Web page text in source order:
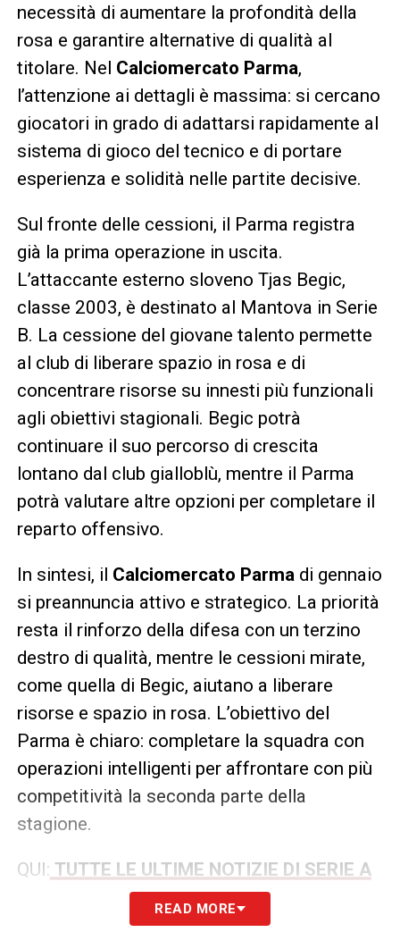
necessità di aumentare la profondità della
rosa e garantire alternative di qualità al
titolare. Nel Calciomercato Parma,
l’attenzione ai dettagli è massima: si cercano
giocatori in grado di adattarsi rapidamente al
sistema di gioco del tecnico e di portare
esperienza e solidità nelle partite decisive.
Sul fronte delle cessioni, il Parma registra
già la prima operazione in uscita.
L’attaccante esterno sloveno Tjas Begic,
classe 2003, è destinato al Mantova in Serie
B. La cessione del giovane talento permette
al club di liberare spazio in rosa e di
concentrare risorse su innesti più funzionali
agli obiettivi stagionali. Begic potrà
continuare il suo percorso di crescita
lontano dal club gialloblù, mentre il Parma
potrà valutare altre opzioni per completare il
reparto offensivo.
In sintesi, il Calciomercato Parma di gennaio
si preannuncia attivo e strategico. La priorità
resta il rinforzo della difesa con un terzino
destro di qualità, mentre le cessioni mirate,
come quella di Begic, aiutano a liberare
risorse e spazio in rosa. L’obiettivo del
Parma è chiaro: completare la squadra con
operazioni intelligenti per affrontare con più
competitività la seconda parte della
stagione.
QUI: TUTTE LE ULTIME NOTIZIE DI SERIE A
LA PLAYLIST DELLE NOSTRE TOP NEWS
READ MORE